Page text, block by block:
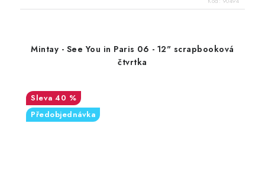
Mintay - See You in Paris 06 - 12" scrapbooková
čtvrtka
40 %
Předobjednávka